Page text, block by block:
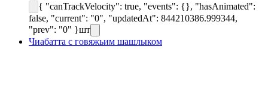
{ "canTrackVelocity": true, "events": {}, "hasAnimated":
false, "current": "0", "updatedAt": 844210386.999344,
"prev": "0" }шт
Чиабатта с говяжьим шашлыком